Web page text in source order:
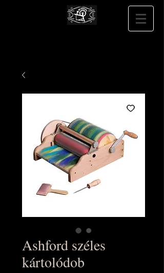
Ashford széles
kártolódob